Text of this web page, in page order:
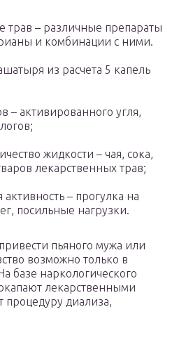
трав – различные препараты
и комбинации с ними.
из расчета 5 капель
– активированного угля,
жидкости – чая, сока,
лекарственных трав;
– прогулка на
посильные нагрузки.
пьяного мужа или
возможно только в
базе наркологического
лекарственными
процедуру диализа,